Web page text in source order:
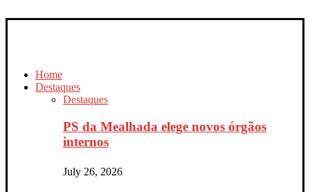
Home
Destaques
Destaques
PS da Mealhada elege novos órgãos
internos
July 26, 2026